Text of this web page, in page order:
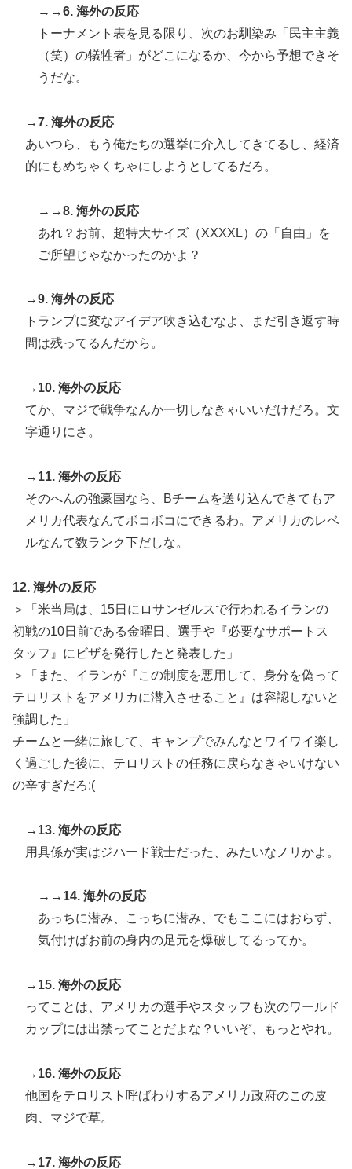
→→6. 海外の反応
トーナメント表を見る限り、次のお馴染み「民主主義
（笑）の犠牲者」がどこになるか、今から予想できそ
うだな。
→7. 海外の反応
あいつら、もう俺たちの選挙に介入してきてるし、経済
的にもめちゃくちゃにしようとしてるだろ。
→→8. 海外の反応
あれ？お前、超特大サイズ（XXXXL）の「自由」を
ご所望じゃなかったのかよ？
→9. 海外の反応
トランプに変なアイデア吹き込むなよ、まだ引き返す時
間は残ってるんだから。
→10. 海外の反応
てか、マジで戦争なんか一切しなきゃいいだけだろ。文
字通りにさ。
→11. 海外の反応
そのへんの強豪国なら、Bチームを送り込んできてもア
メリカ代表なんてボコボコにできるわ。アメリカのレベ
ルなんて数ランク下だしな。
12. 海外の反応
＞「米当局は、15日にロサンゼルスで行われるイランの
初戦の10日前である金曜日、選手や『必要なサポートス
タッフ』にビザを発行したと発表した」
＞「また、イランが『この制度を悪用して、身分を偽って
テロリストをアメリカに潜入させること』は容認しないと
強調した」
チームと一緒に旅して、キャンプでみんなとワイワイ楽し
く過ごした後に、テロリストの任務に戻らなきゃいけない
の辛すぎだろ:(
→13. 海外の反応
用具係が実はジハード戦士だった、みたいなノリかよ。
→→14. 海外の反応
あっちに潜み、こっちに潜み、でもここにはおらず、
気付けばお前の身内の足元を爆破してるってか。
→15. 海外の反応
ってことは、アメリカの選手やスタッフも次のワールド
カップには出禁ってことだよな？いいぞ、もっとやれ。
→16. 海外の反応
他国をテロリスト呼ばわりするアメリカ政府のこの皮
肉、マジで草。
→17. 海外の反応